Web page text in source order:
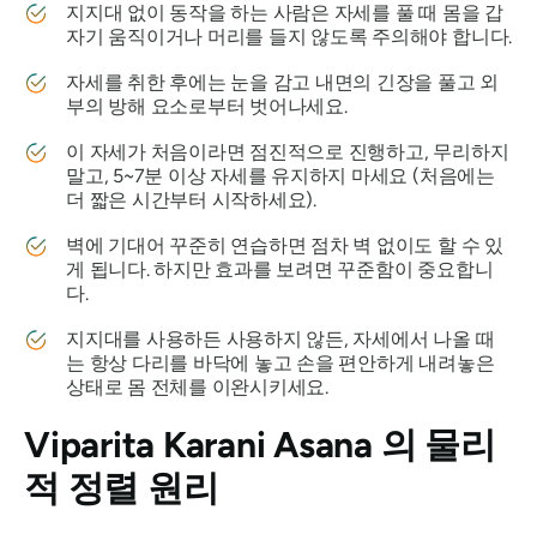
지지대 없이 동작을 하는 사람은 자세를 풀 때 몸을 갑
자기 움직이거나 머리를 들지 않도록 주의해야 합니다.
자세를 취한 후에는 눈을 감고 내면의 긴장을 풀고 외
부의 방해 요소로부터 벗어나세요.
이 자세가 처음이라면 점진적으로 진행하고, 무리하지
말고, 5~7분 이상 자세를 유지하지 마세요 (처음에는
더 짧은 시간부터 시작하세요).
벽에 기대어 꾸준히 연습하면 점차 벽 없이도 할 수 있
게 됩니다. 하지만 효과를 보려면 꾸준함이 중요합니
다.
지지대를 사용하든 사용하지 않든, 자세에서 나올 때
는 항상 다리를 바닥에 놓고 손을 편안하게 내려놓은
상태로 몸 전체를 이완시키세요.
Viparita Karani Asana 의 물리
적 정렬 원리